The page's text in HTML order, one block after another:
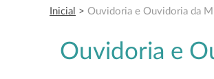
Inicial > Ouvidoria e Ouvidoria da
Ouvidoria e